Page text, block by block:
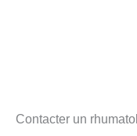
Contacter un